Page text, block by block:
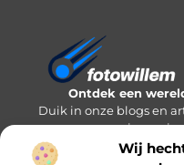
Wij
Ontdek een
Duik in onze blogs en
nieuwe